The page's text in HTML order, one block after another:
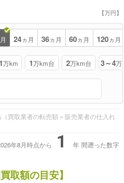
【万円】
24ヵ月 36ヵ月 60ヵ月 120ヵ月
万km 1万km台 2万km台 3～4万
買取業者の転売額＝販売業者の仕入れ
年8月時点から 1 年 間遡った数字
取額の目安】